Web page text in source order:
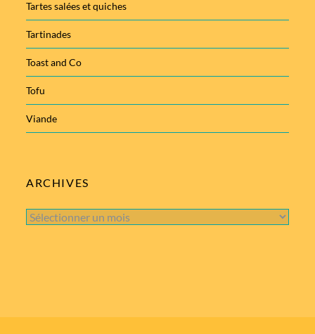
Tartes salées et quiches
Tartinades
Toast and Co
Tofu
Viande
ARCHIVES
Archives